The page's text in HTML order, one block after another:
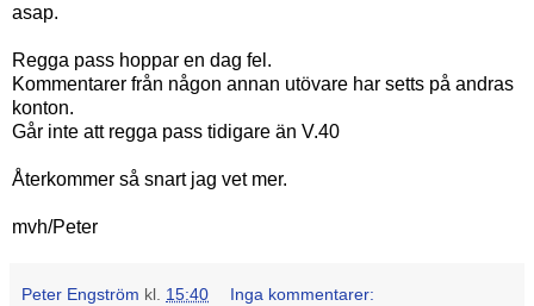
asap.
Regga pass hoppar en dag fel.
Kommentarer från någon annan utövare har setts på andras
konton.
Går inte att regga pass tidigare än V.40
Återkommer så snart jag vet mer.
mvh/Peter
Peter Engström kl. 15:40 Inga kommentarer: